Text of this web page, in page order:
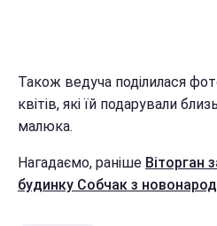
Також ведуча поділилася
квітів, які їй подарували
малюка.
Нагадаємо, раніше Віторган
будинку Собчак з